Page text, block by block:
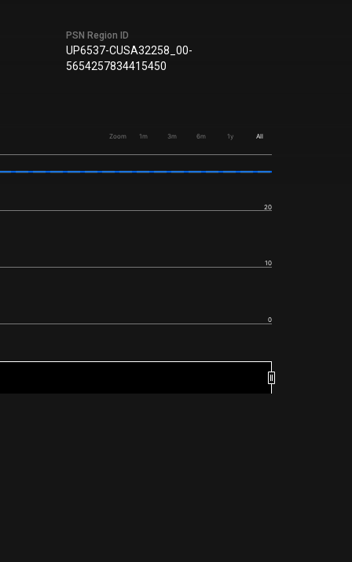
PSN Region ID
UP6537-CUSA32258_00-
5654257834415450
Zoom 1m 3m 6m 1y All
0
10
20